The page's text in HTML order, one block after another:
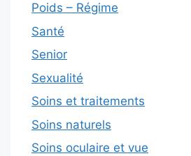
Poids – Régime
Santé
Senior
Sexualité
Soins et traitements
Soins naturels
Soins oculaire et vue